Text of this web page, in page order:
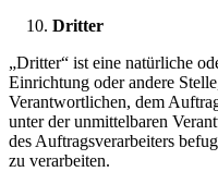
Dritter
„Dritter“ ist eine natürliche
Einrichtung oder andere
Verantwortlichen, dem
unter der unmittelbaren
des Auftragsverarbeiters
zu verarbeiten.